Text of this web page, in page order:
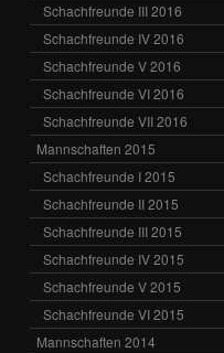
Schachfreunde III 2016
Schachfreunde IV 2016
Schachfreunde V 2016
Schachfreunde VI 2016
Schachfreunde VII 2016
Mannschaften 2015
Schachfreunde I 2015
Schachfreunde II 2015
Schachfreunde III 2015
Schachfreunde IV 2015
Schachfreunde V 2015
Schachfreunde VI 2015
Mannschaften 2014